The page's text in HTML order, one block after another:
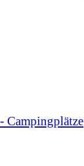
Campingplätze